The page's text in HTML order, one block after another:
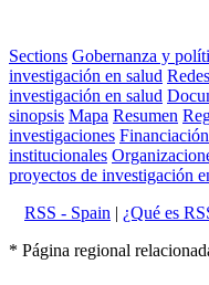
Sections Gobernanza y
investigación en salud
investigación en salud
sinopsis Mapa Resumen
investigaciones
institucionales
proyectos de investigación
RSS - Spain | ¿Qué es
* Página regional